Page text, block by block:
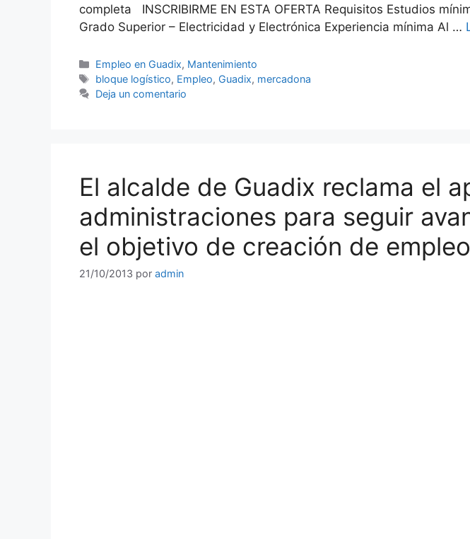
completa INSCRIBIRME EN ESTA OFERTA Requisitos Estudios
Grado Superior – Electricidad y Electrónica Experiencia mínima Al …
Categorías
Empleo en Guadix, Mantenimiento
Etiquetas
bloque logístico, Empleo, Guadix, mercadona
Deja un comentario
El alcalde de Guadix reclama el
administraciones para seguir
el objetivo de creación de empleo
21/10/2013 por admin